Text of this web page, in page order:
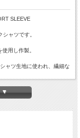
SLEEVE
ャツです。
用し作製。
ャツ生地に使われ、繊細な
ころも魅力です。
しやすいリングドット釦で
、同系色の刺繍でモダンに
▼